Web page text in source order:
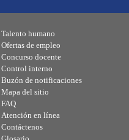
Talento humano
Ofertas de empleo
Concurso docente
Control interno
Buzón de notificaciones
Mapa del sitio
FAQ
Atención en línea
Contáctenos